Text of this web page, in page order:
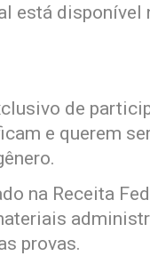
está disponível
de
e querem
na Receita
provas.